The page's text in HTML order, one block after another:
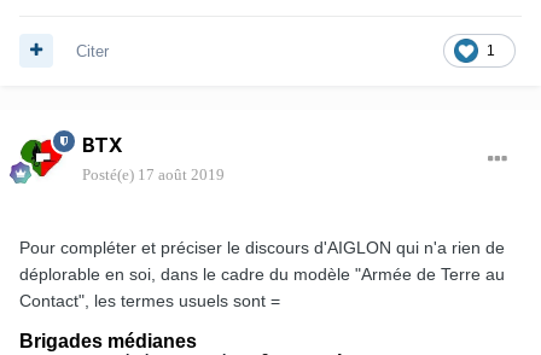
1
Citer
BTX
Posté(e) 17 août 2019
Pour compléter et préciser le discours d'AIGLON qui n'a rien de
déplorable en soi, dans le cadre du modèle "Armée de Terre au
Contact", les termes usuels sont =
Brigades médianes